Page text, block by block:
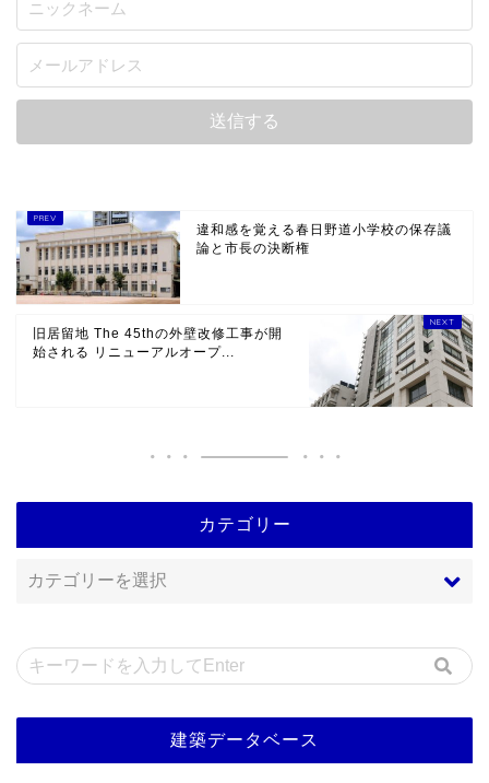
違和感を覚える春日野道小学校の保存議
論と市長の決断権
旧居留地 The 45thの外壁改修工事が開
始される リニューアルオープ...
カテゴリー
建築データベース